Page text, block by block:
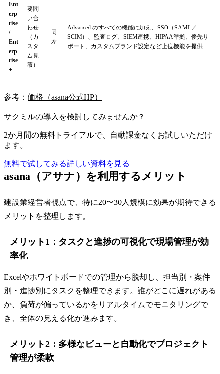
Ent
erp
rise
/
Ent
erp
rise
+
要問
い合
わせ
（カ
スタ
ム見
積）
同
左
Advanced のすべての機能に加え、SSO（SAML／
SCIM）、監査ログ、SIEM連携、HIPAA準拠、優先サ
ポート、カスタムブランド設定など上位機能を提供
参考： 価格（asana公式HP）
サクミルの導入を検討してみませんか？
2か月間の無料トライアルで、自動課金なくお試しいただけ
ます。
無料で試してみる詳しい資料を見る
asana（アサナ）を利用するメリット
建設業経営者視点で、特に20〜30人規模に効果が期待できる
メリットを整理します。
メリット1：タスクと進捗の可視化で現場管理が効
率化
Excelやホワイトボードでの管理から脱却し、担当別・案件
別・進捗別にタスクを整理できます。誰がどこに遅れがある
か、負荷が偏っているかをリアルタイムでモニタリングで
き、全体の見える化が進みます。
メリット2：多様なビューと自動化でプロジェクト
管理が柔軟